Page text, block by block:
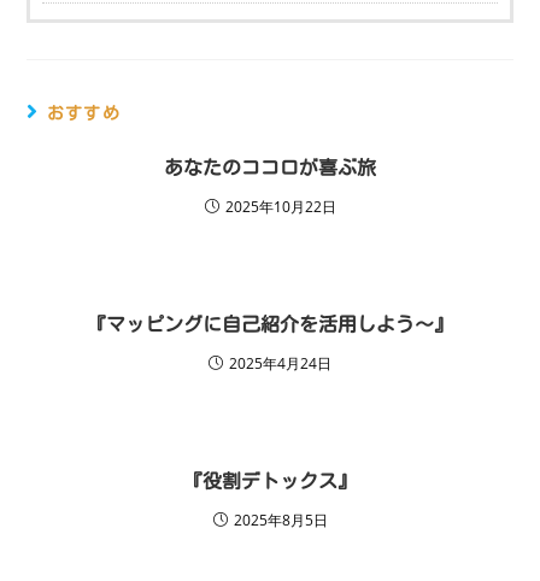
おすすめ
あなたのココロが喜ぶ旅
2025年10月22日
『マッピングに自己紹介を活用しよう～』
2025年4月24日
『役割デトックス』
2025年8月5日